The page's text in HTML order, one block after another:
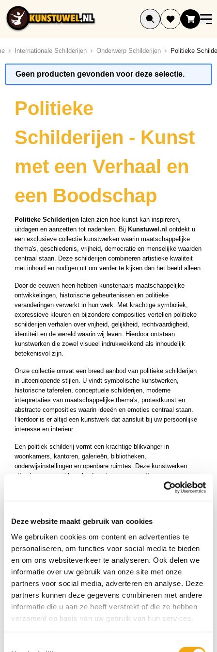
Deze website maakt gebruik van cookies
We gebruiken cookies om content en advertenties te
personaliseren, om functies voor social media te bieden
en om ons websiteverkeer te analyseren. Ook delen we
informatie over uw gebruik van onze site met onze
partners voor social media, adverteren en analyse. Deze
partners kunnen deze gegevens combineren met andere
informatie die u aan ze heeft verstrekt of die ze hebben
verzameld op basis van uw gebruik van hun services.
Ga naar de inhoud
Internationale Schilderijen Onderwerp Schilderijen Politieke
Geen producten gevonden voor deze selectie.
Politieke
Schilderijen - Kunst
met een Verhaal en
een Boodschap
Politieke Schilderijen laten zien hoe kunst kan inspireren,
uitdagen en aanzetten tot nadenken. Bij Kunstuwel.nl ontdekt u
een exclusieve collectie kunstwerken waarin maatschappelijke
thema's, geschiedenis, vrijheid, democratie en menselijke waarden
centraal staan. Deze schilderijen combineren artistieke kwaliteit
met inhoud en nodigen uit om verder te kijken dan het beeld alleen.
Door de eeuwen heen hebben kunstenaars maatschappelijke
ontwikkelingen, historische gebeurtenissen en politieke
veranderingen verwerkt in hun werk. Met krachtige symboliek,
expressieve kleuren en bijzondere composities vertellen politieke
schilderijen verhalen over vrijheid, gelijkheid, rechtvaardigheid,
identiteit en de wereld waarin wij leven. Hierdoor ontstaan
kunstwerken die zowel visueel indrukwekkend als inhoudelijk
betekenisvol zijn.
Onze collectie omvat een breed aanbod van politieke schilderijen
in uiteenlopende stijlen. U vindt symbolische kunstwerken,
historische taferelen, conceptuele schilderijen, moderne
interpretaties van maatschappelijke thema's, protestkunst en
abstracte composities waarin ideeën en emoties centraal staan.
Hierdoor is er altijd een kunstwerk dat aansluit bij uw persoonlijke
interesse en interieur.
Een politiek schilderij vormt een krachtige blikvanger in
woonkamers, kantoren, galerieën, bibliotheken,
onderwijsinstellingen en openbare ruimtes. Deze kunstwerken
stimuleren gesprekken, bieden nieuwe perspectieven en voegen
BijKunstuwel.nlvindt u zorgvuldig geselecteerdePolitieke
Elk kunstwerk is gekozen op kwaliteit, originaliteit en artistieke
maatschappelijke betrokkenheid en artistieke expressie
samenkomen.